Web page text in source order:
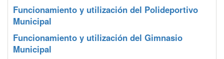
Funcionamiento y utilización del Polideportivo
Municipal
Funcionamiento y utilización del Gimnasio
Municipal